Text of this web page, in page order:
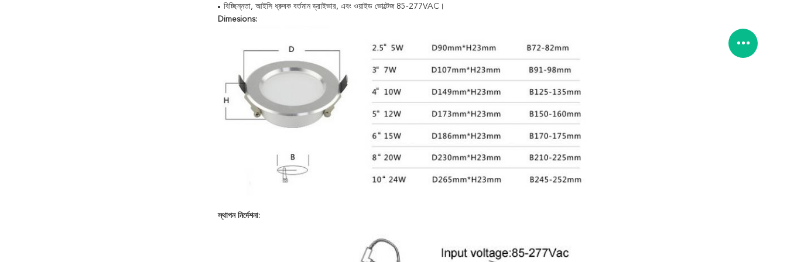
বিচ্ছিন্নতা, আইসি ধ্রুবক বর্তমান ড্রাইভার, এবং ওয়াইড ভোল্টেজ 85-277VAC।
Dimesions:
স্থাপন নির্দেশনা: